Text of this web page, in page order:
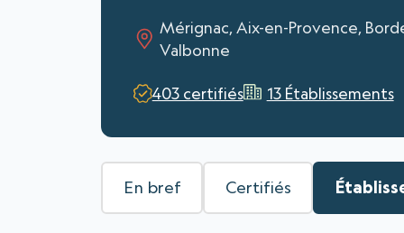
Mérignac, Aix-en-Provence,
Valbonne
403 certifiés 13 Établissements
En bref Certifiés